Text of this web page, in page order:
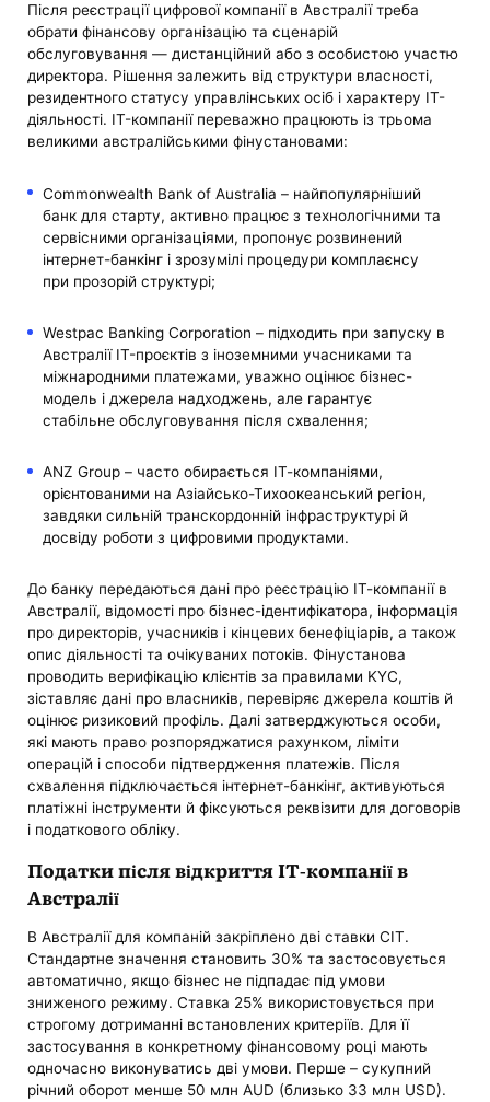
Після реєстрації цифрової компанії в Австралії треба
обрати фінансову організацію та сценарій
обслуговування — дистанційний або з особистою участю
директора. Рішення залежить від структури власності,
резидентного статусу управлінських осіб і характеру ІТ-
діяльності. IT-компанії переважно працюють із трьома
великими австралійськими фінустановами:
Commonwealth Bank of Australia – найпопулярніший
банк для старту, активно працює з технологічними та
сервісними організаціями, пропонує розвинений
інтернет-банкінг і зрозумілі процедури комплаєнсу
при прозорій структурі;
Westpac Banking Corporation – підходить при запуску в
Австралії IT-проєктів з іноземними учасниками та
міжнародними платежами, уважно оцінює бізнес-
модель і джерела надходжень, але гарантує
стабільне обслуговування після схвалення;
ANZ Group – часто обирається ІТ-компаніями,
орієнтованими на Азіайсько-Тихоокеанський регіон,
завдяки сильній транскордонній інфраструктурі й
досвіду роботи з цифровими продуктами.
До банку передаються дані про реєстрацію ІТ-компанії в
Австралії, відомості про бізнес-ідентифікатора, інформація
про директорів, учасників і кінцевих бенефіціарів, а також
опис діяльності та очікуваних потоків. Фінустанова
проводить верифікацію клієнтів за правилами KYC,
зіставляє дані про власників, перевіряє джерела коштів й
оцінює ризиковий профіль. Далі затверджуються особи,
які мають право розпоряджатися рахунком, ліміти
операцій і способи підтвердження платежів. Після
схвалення підключається інтернет-банкінг, активуються
платіжні інструменти й фіксуються реквізити для договорів
і податкового обліку.
Податки після відкриття IT-компанії в
Австралії
В Австралії для компаній закріплено дві ставки CIT.
Стандартне значення становить 30% та застосовується
автоматично, якщо бізнес не підпадає під умови
зниженого режиму. Ставка 25% використовується при
строгому дотриманні встановлених критеріїв. Для її
застосування в конкретному фінансовому році мають
одночасно виконуватись дві умови. Перше – сукупний
річний оборот менше 50 млн AUD (близько 33 млн USD).